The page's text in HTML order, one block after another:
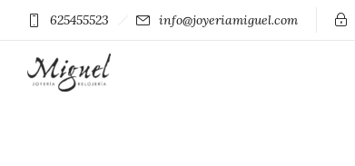
625455523 info@joyeriamiguel.com